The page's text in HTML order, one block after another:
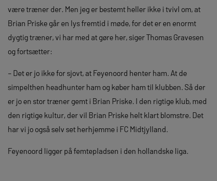
være træner der. Men jeg er bestemt heller ikke i tvivl om, at
Brian Priske går en lys fremtid i møde, for det er en enormt
dygtig træner, vi har med at gøre her, siger Thomas Gravesen
og fortsætter:
– Det er jo ikke for sjovt, at Feyenoord henter ham. At de
simpelthen headhunter ham og køber ham til klubben. Så der
er jo en stor træner gemt i Brian Priske. I den rigtige klub, med
den rigtige kultur, der vil Brian Priske helt klart blomstre. Det
har vi jo også selv set herhjemme i FC Midtjylland.
Feyenoord ligger på femtepladsen i den hollandske liga.